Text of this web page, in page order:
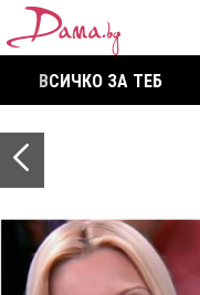
ВСИЧКО ЗА ТЕБ